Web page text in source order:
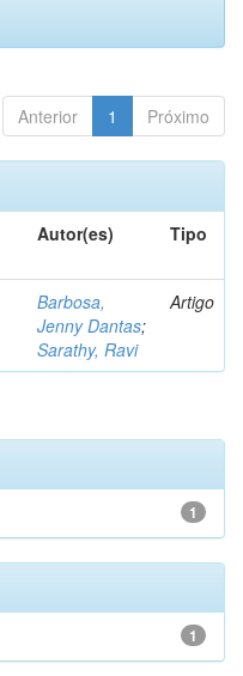
Anterior 1 Próximo
Autor(es) Tipo
Barbosa,
Jenny Dantas;
Sarathy, Ravi
Artigo
1
1